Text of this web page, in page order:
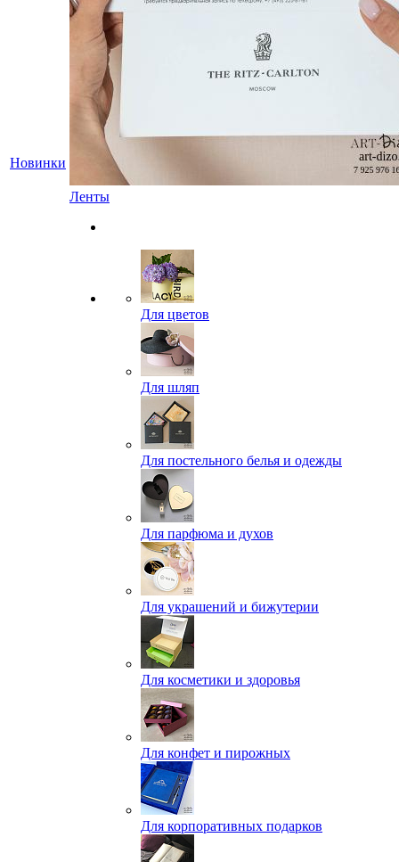
Новинки
Ленты
Для цветов
Для шляп
Для постельного белья и одежды
Для парфюма и духов
Для украшений и бижутерии
Для косметики и здоровья
Для конфет и пирожных
Для корпоративных подарков